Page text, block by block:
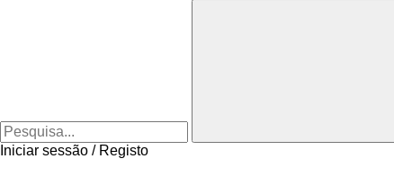
Iniciar sessão / Registo